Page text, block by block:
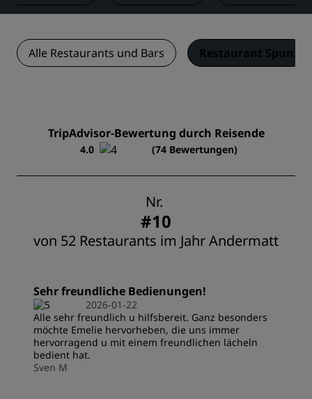
Alle Restaurants und Bars Restaurant Spun
TripAdvisor-Bewertung durch Reisende
4.0 (74 Bewertungen)
Nr.
#10
von 52 Restaurants im Jahr Andermatt
Sehr freundliche Bedienungen!
2026-01-22
Alle sehr freundlich u hilfsbereit. Ganz besonders
möchte Emelie hervorheben, die uns immer
hervorragend u mit einem freundlichen lächeln
bedient hat.
Sven M